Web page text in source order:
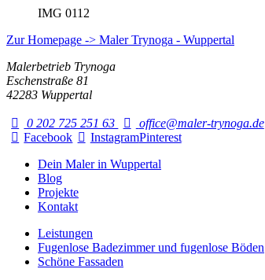
IMG 0112
Zur Homepage -> Maler Trynoga - Wuppertal
Malerbetrieb Trynoga
Eschenstraße 81
42283 Wuppertal
0 202 725 251 63
office@maler-trynoga.de
Facebook
InstagramPinterest
Dein Maler in Wuppertal
Blog
Projekte
Kontakt
Leistungen
Fugenlose Badezimmer und fugenlose Böden
Schöne Fassaden